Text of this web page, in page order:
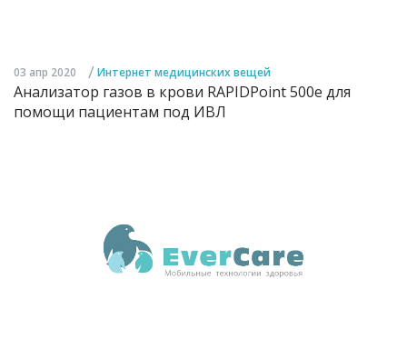
03 апр 2020 / Интернет медицинских вещей
Анализатор газов в крови RAPIDPoint 500e для
помощи пациентам под ИВЛ